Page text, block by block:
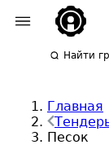
Найти
Главная
Песок